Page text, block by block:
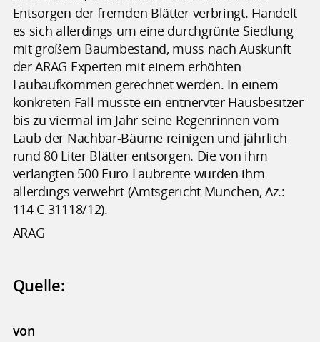
Entsorgen der fremden Blätter verbringt. Handelt
es sich allerdings um eine durchgrünte Siedlung
mit großem Baumbestand, muss nach Auskunft
der ARAG Experten mit einem erhöhten
Laubaufkommen gerechnet werden. In einem
konkreten Fall musste ein entnervter Hausbesitzer
bis zu viermal im Jahr seine Regenrinnen vom
Laub der Nachbar-Bäume reinigen und jährlich
rund 80 Liter Blätter entsorgen. Die von ihm
verlangten 500 Euro Laubrente wurden ihm
allerdings verwehrt (Amtsgericht München, Az.:
114 C 31118/12).
ARAG
Quelle:
von